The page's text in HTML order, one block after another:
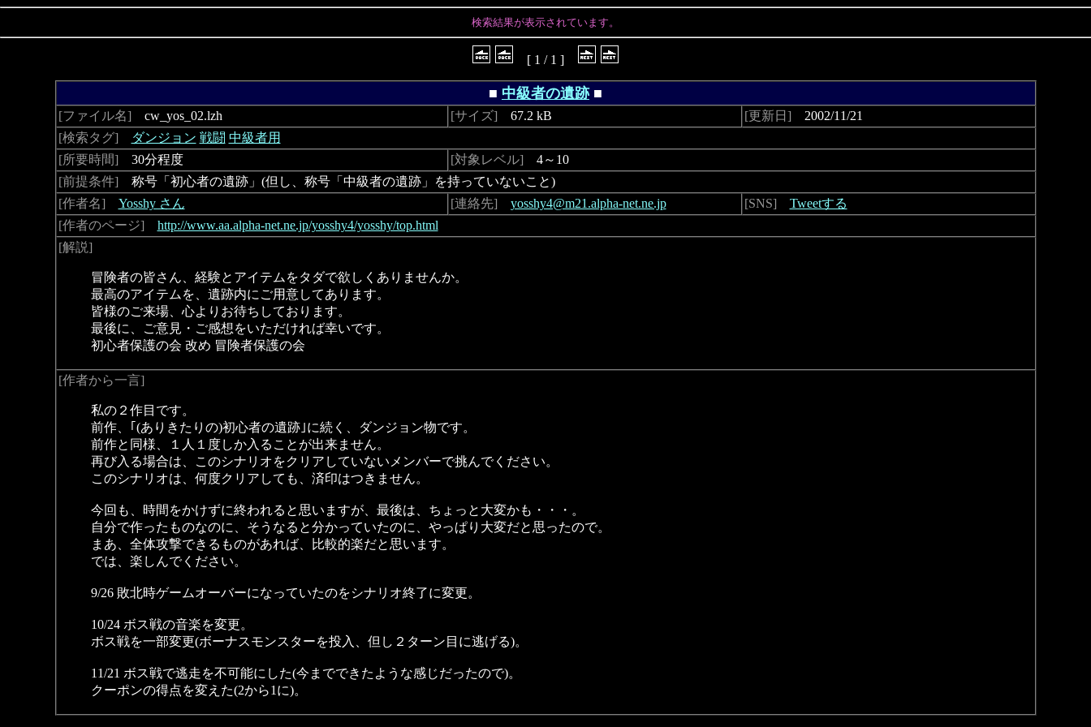
検索結果が表示されています。
[ 1 / 1 ]
■ 中級者の遺跡■
[ファイル名] cw_yos_02.lzh [サイズ] 67.2 kB [更新日] 2002/11/21
[検索タグ]
ダンジョン 戦闘 中級者用
[所要時間] 30分程度 [対象レベル] 4～10
[前提条件] 称号「初心者の遺跡」(但し、称号「中級者の遺跡」を持っていないこと)
[作者名]
Yosshy さん [連絡先] yosshy4@m21.alpha-net.ne.jp [SNS]
Tweetする
[作者のページ]
http://www.aa.alpha-net.ne.jp/yosshy4/yosshy/top.html
[解説]
冒険者の皆さん、経験とアイテムをタダで欲しくありませんか。
最高のアイテムを、遺跡内にご用意してあります。
皆様のご来場、心よりお待ちしております。
最後に、ご意見・ご感想をいただければ幸いです。
初心者保護の会 改め 冒険者保護の会
[作者から一言]
私の２作目です。
前作、｢(ありきたりの)初心者の遺跡｣に続く、ダンジョン物です。
前作と同様、１人１度しか入ることが出来ません。
再び入る場合は、このシナリオをクリアしていないメンバーで挑んでください。
このシナリオは、何度クリアしても、済印はつきません。
今回も、時間をかけずに終われると思いますが、最後は、ちょっと大変かも・・・。
自分で作ったものなのに、そうなると分かっていたのに、やっぱり大変だと思ったので。
まあ、全体攻撃できるものがあれば、比較的楽だと思います。
では、楽しんでください。
9/26 敗北時ゲームオーバーになっていたのをシナリオ終了に変更。
10/24 ボス戦の音楽を変更。
ボス戦を一部変更(ボーナスモンスターを投入、但し２ターン目に逃げる)。
11/21 ボス戦で逃走を不可能にした(今までできたような感じだったので)。
クーポンの得点を変えた(2から1に)。